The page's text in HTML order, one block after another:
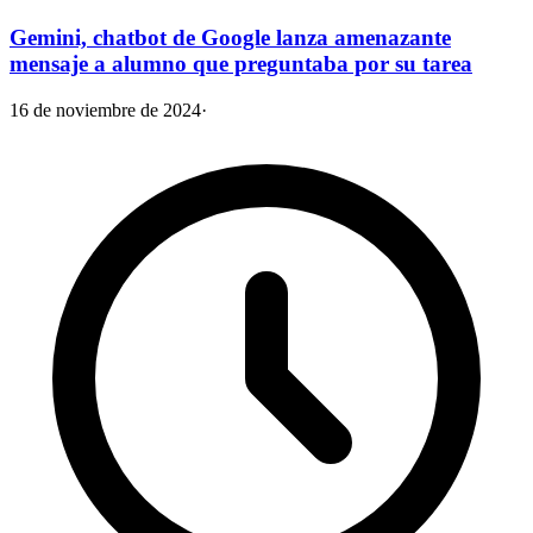
Gemini, chatbot de Google lanza amenazante
mensaje a alumno que preguntaba por su tarea
16 de noviembre de 2024·